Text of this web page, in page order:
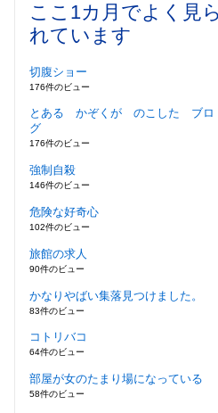
ここ1カ月でよく見ら
れています
切腹ショー
176件のビュー
とある かぞくが のこした ブロ
グ
176件のビュー
強制自殺
146件のビュー
危険な好奇心
102件のビュー
旅館の求人
90件のビュー
かなりやばい集落見つけました。
83件のビュー
コトリバコ
64件のビュー
部屋が女のたまり場になっている
58件のビュー